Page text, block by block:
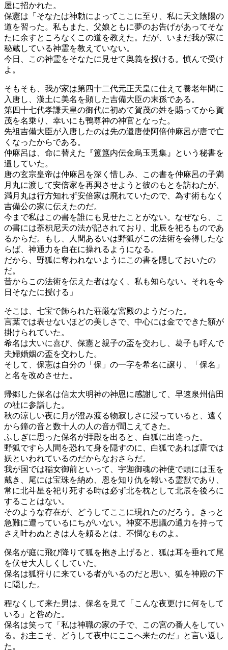
屋に招かれた。
保憲は「そなたは神勅によってここに至り、私に天文陰陽の
道を習った。私もまた、父娘ともに夢のお告げがあってそな
たに余すところなくこの道を教えた。だが、いまだ我が家に
秘蔵している神霊を教えていない。
今日、この神霊をそなたに見せて奥義を授ける。慎んで受け
よ。
そもそも、我が家は第四十二代元正天皇に仕えて養老年間に
入唐し、漢土に美名を顕した吉備大臣の末孫である。
第四十七代孝謙天皇の御代に初めて賀茂の姓を賜ってから賀
茂を名乗り、幸いにも鴨尊神の神官となった。
先祖吉備大臣が入唐したのは先の遣唐使阿倍仲麻呂が唐で亡
くなったからである。
仲麻呂は、命に替えた『簠簋内伝金烏玉兎集』という秘書を
遺していた。
唐の玄宗皇帝は仲麻呂を深く惜しみ、この書を仲麻呂の子満
月丸に渡して安倍家を再興させようと彼のもとを訪ねたが、
満月丸は行方知れず安倍家は廃れていたので、為す術もなく
吉備公の家に伝えたのだ。
今まで私はこの書を誰にも見せたことがない。なぜなら、こ
の書には荼枳尼天の法が記されており、北辰を祀るものであ
るからだ。もし、人間あるいは野狐がこの法術を会得したな
らば、神通力を自在に操れるようになる。
だから、野狐に奪われないようにこの書を隠しておいたの
だ。
昔からこの法術を伝えた者はなく、私も知らない。それを今
日そなたに授ける」
そこは、七宝で飾られた荘厳な宮殿のようだった。
言葉では表せないほどの美しさで、中心には金でできた額が
掛けられていた。
希名は大いに喜び、保憲と親子の盃を交わし、葛子も呼んで
夫婦婚姻の盃を交わした。
そして、保憲は自分の「保」の一字を希名に譲り、「保名」
と名を改めさせた。
帰郷した保名は信太大明神の神恩に感謝して、早速泉州信田
の社に参詣した。
秋の涼しい夜に月が澄み渡る物寂しさに浸っていると、遠く
から鐘の音と数十人の人の音が聞こえてきた。
ふしぎに思った保名が拝殿を出ると、白狐に出逢った。
野狐ですら人間を恐れて身を隠すのに、白狐であれば唐では
妖といわれているのだからなおさらだ。
我が国では稲女御前といって、宇迦御魂の神使で頭には玉を
戴き、尾には宝珠を納め、恩を知り仇を報いる霊獣であり、
常に北斗星を祀り死する時は必ず北を枕として北辰を後ろに
することはない。
そのような存在が、どうしてここに現れたのだろう。きっと
急難に遭っているにちがいない。神変不思議の通力を持って
さえ叶わぬときは人を頼るとは、不憫なものよ。
保名が庭に飛び降りて狐を抱き上げると、狐は耳を垂れて尾
を伏せ大人しくしていた。
保名は狐狩りに来ている者がいるのだと思い、狐を神殿の下
に隠した。
程なくして来た男は、保名を見て「こんな夜更けに何をして
いる」と咎めた。
保名は笑って「私は神職の家の子で、この宮の番人をしてい
る。お主こそ、どうして夜中にここへ来たのだ」と言い返し
た。